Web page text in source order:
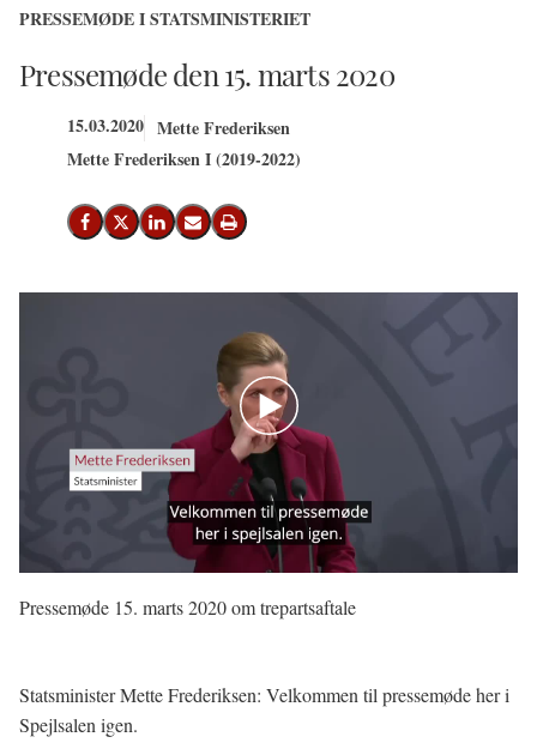
PRESSEMØDE I STATSMINISTERIET
Pressemøde den 15. marts 2020
15.03.2020 Mette Frederiksen
Mette Frederiksen I (2019-2022)
Del på Facebook
Del på X (Twitter)
Del på LinkedIn
Send email
Print
Pressemøde 15. marts 2020 om trepartsaftale
Statsminister Mette Frederiksen: Velkommen til pressemøde her i
Spejlsalen igen.